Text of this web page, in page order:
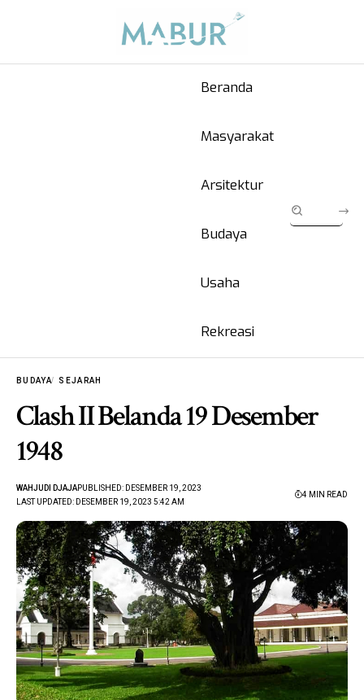
Beranda
Masyarakat
Arsitektur
Budaya
Usaha
Rekreasi
BUDAYA SEJARAH
Clash II Belanda 19 Desember
1948
LAST UPDATED: DESEMBER 19, 2023 5:42 AM
WAHJUDI DJAJAPUBLISHED: DESEMBER 19, 2023
4 MIN READ